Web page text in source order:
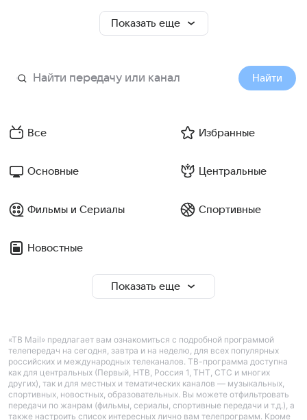
Показать еще
Найти
Все Избранные
Основные Центральные
Фильмы и Сериалы Спортивные
Новостные
Показать еще
«ТВ Mail» предлагает вам ознакомиться с подробной программой
телепередач на сегодня, завтра и на неделю, для всех популярных
российских и международных телеканалов. ТВ-программа доступна
как для центральных (Первый, НТВ, Россия 1, ТНТ, СТС и многих
других), так и для местных и тематических каналов — музыкальных,
спортивных, новостных, образовательных. Вы можете отфильтровать
передачи по жанрам (фильмы, сериалы, спортивные передачи и т.д.), а
также настроить список интересных лично вам телепрограмм. Кроме